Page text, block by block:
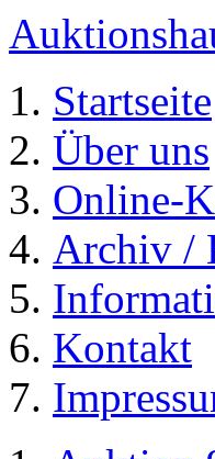
Startseite
Über uns
Online-
Archiv /
Kontakt